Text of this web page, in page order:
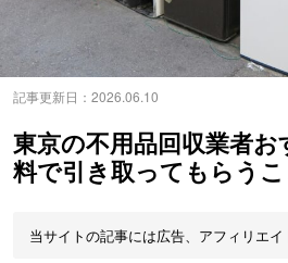
記事更新日： 2026.06.10
東京の不用品回収業者
料で引き取ってもらう
当サイトの記事には広告、アフィリエイ